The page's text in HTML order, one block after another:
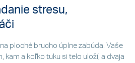
stresu,
ploché brucho úplne zabúda. Vaše
kam a koľko tuku si telo uloží, a dvaja